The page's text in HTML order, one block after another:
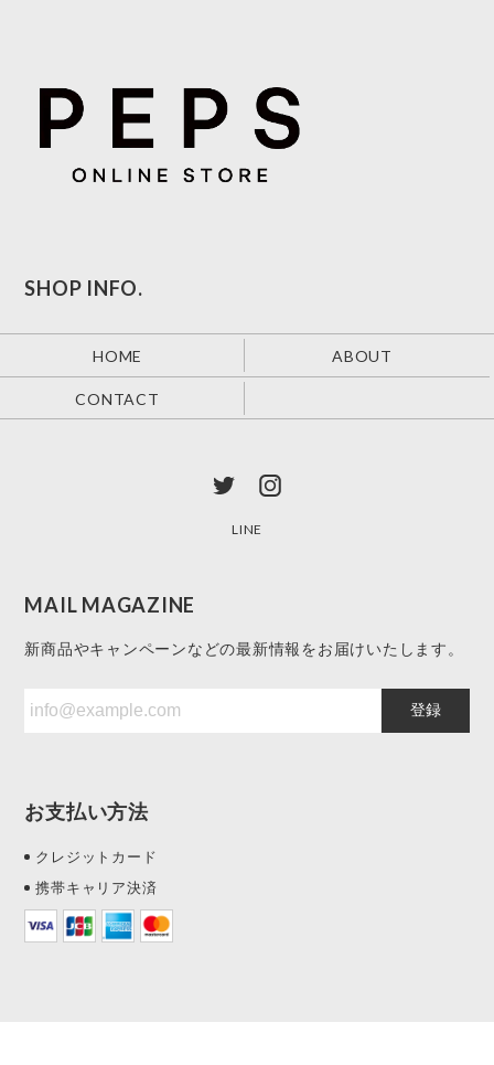
SHOP INFO.
HOME ABOUT
CONTACT
LINE
MAIL MAGAZINE
新商品やキャンペーンなどの最新情報をお届けいたします。
登録
お支払い方法
クレジットカード
携帯キャリア決済